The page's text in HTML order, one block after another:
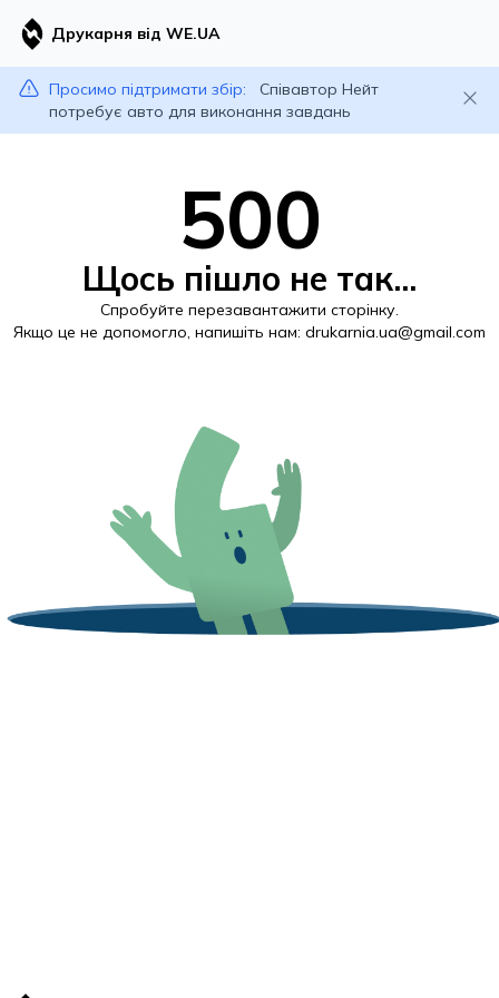
Друкарня від WE.UA
Просимо підтримати збір:
Співавтор Нейт
потребує авто для виконання завдань
500
Щось пішло не так...
Спробуйте перезавантажити сторінку.
Якщо це не допомогло, напишіть нам: drukarnia.ua@gmail.com